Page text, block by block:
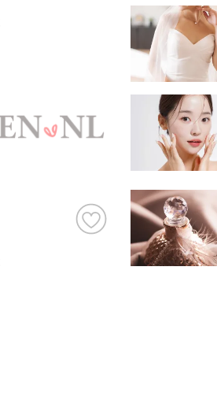
beoordeling van echte
natuurlijk. Soms vind je namelijk
onze website, en dan is het
Hoe dan ook, je kunt er zeker van
met de
stuk voor stuk professionals
onvergetelijke dag te bezorgen.
Genieten van de leukste
Zijn jullie er nog niet helemaal aan
Schoonheidsspecialiste in Dalfsen
Laat je eerst nog even